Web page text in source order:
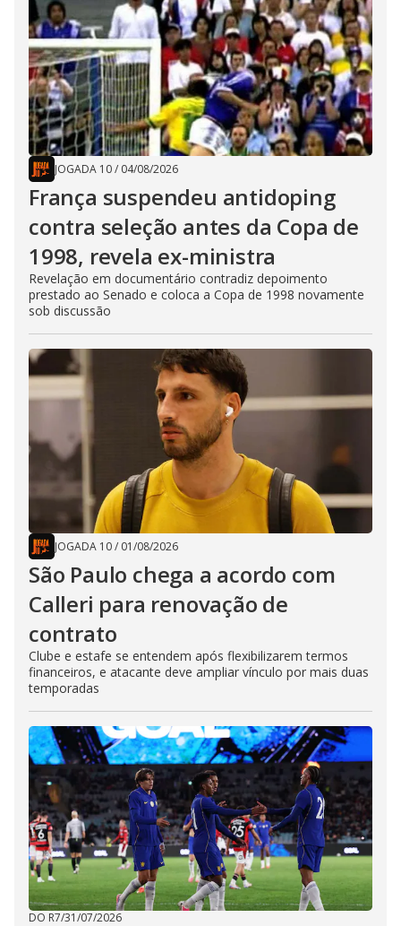
JOGADA 10/ 04/08/2026
França suspendeu antidoping
contra seleção antes da Copa de
1998, revela ex-ministra
Revelação em documentário contradiz depoimento
prestado ao Senado e coloca a Copa de 1998 novamente
sob discussão
JOGADA 10/ 01/08/2026
São Paulo chega a acordo com
Calleri para renovação de
contrato
Clube e estafe se entendem após flexibilizarem termos
financeiros, e atacante deve ampliar vínculo por mais duas
temporadas
DO R7/31/07/2026